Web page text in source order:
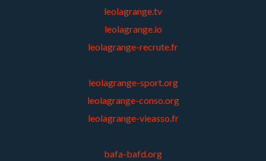
leolagrange.tv
leolagrange.io
leolagrange-recrute.fr
leolagrange-sport.org
leolagrange-conso.org
leolagrange-vieasso.fr
bafa-bafd.org